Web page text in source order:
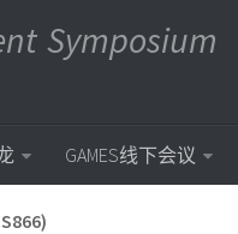
Symposium
GAMES线下会议